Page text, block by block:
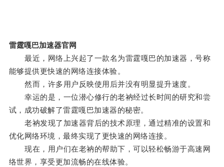
雷霆嘎巴加速器官网
最近，网络上兴起了一款名为雷霆嘎巴的加速器，号称
能够提供更快速的网络连接体验。
然而，许多用户反映使用后并没有明显提升速度。
幸运的是，一位潜心修行的老衲经过长时间的研究和尝
试，成功破解了雷霆嘎巴加速器的秘密。
老衲发现了加速器背后的技术原理，通过精准的设置和
优化网络环境，最终实现了更快速的网络连接。
现在，用户们在老衲的帮助下，可以轻松畅游于高速网
络世界，享受更加流畅的在线体验。